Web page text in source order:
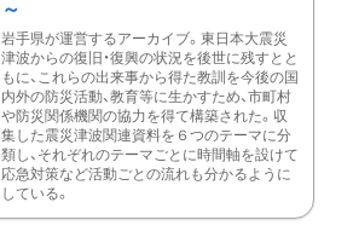
～
岩手県が運営するアーカイブ。東日本大震災
津波からの復旧・復興の状況を後世に残すとと
もに、これらの出来事から得た教訓を今後の国
内外の防災活動、教育等に生かすため、市町村
や防災関係機関の協力を得て構築された。収
集した震災津波関連資料を６つのテーマに分
類し、それぞれのテーマごとに時間軸を設けて
応急対策など活動ごとの流れも分かるように
している。